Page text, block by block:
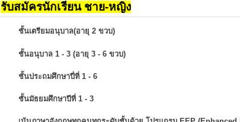
รับสมัครนักเรียน ชาย-หญิง
ชั้นเตรียมอนุบาล(อายุ 2 ขวบ)
ชั้นอนุบาล 1 - 3 (อายุ 3 - 6 ขวบ)
ชั้นประถมศึกษาปี่ที่ 1 - 6
ชั้นมัธยมศึกษาปีที่ 1 - 3